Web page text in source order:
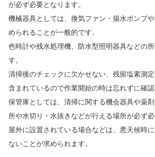
が必ず必要となります。
機械器具としては、換気ファン・揚水ポンプ
められることが一般的です。
色時計や残水処理機、防水型照明器具などの
す。
清掃後のチェックに欠かせない、残留塩素測
含まれているので作業開始の時は忘れずに確認
保管庫としては、清掃に関する機会器具や薬
所や水切り・水抜きなどが行える場所が必ず必
屋外に設置されている場合などは、悪天候時
ないことが求められます。